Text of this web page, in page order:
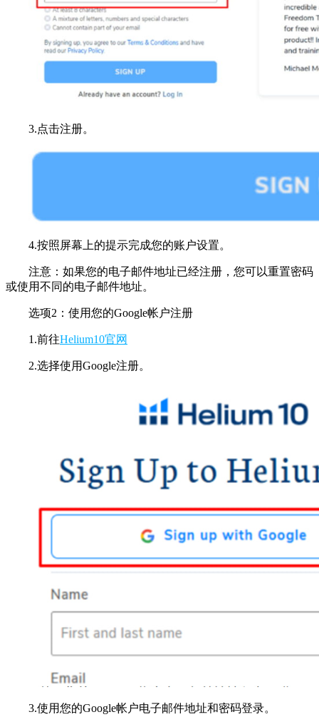
3.点击注册。
4.按照屏幕上的提示完成您的账户设置。
注意：如果您的电子邮件地址已经注册，您可以重置密码
或使用不同的电子邮件地址。
选项2：使用您的Google帐户注册
1.前往Helium10官网
2.选择使用Google注册。
3.使用您的Google帐户电子邮件地址和密码登录。